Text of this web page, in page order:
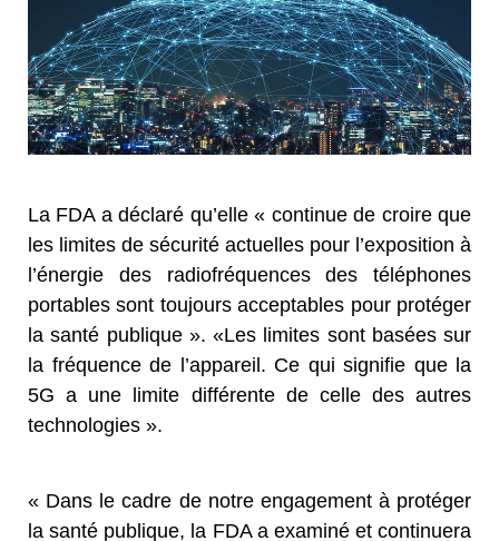
La FDA a déclaré qu’elle « continue de croire que
les limites de sécurité actuelles pour l’exposition à
l’énergie des radiofréquences des téléphones
portables sont toujours acceptables pour protéger
la santé publique ». «Les limites sont basées sur
la fréquence de l’appareil. Ce qui signifie que la
5G a une limite différente de celle des autres
technologies ».
« Dans le cadre de notre engagement à protéger
la santé publique, la FDA a examiné et continuera